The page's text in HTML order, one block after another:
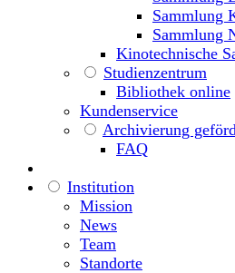
Sammlung
Sammlung
Kinotechnische
Studienzentrum
Bibliothek online
Kundenservice
Archivierung
FAQ
Institution
Mission
News
Team
Standorte